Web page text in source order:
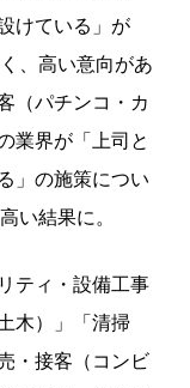
けている」が
、高い意向があ
（パチンコ・カ
業界が「上司と
」の施策につい
い結果に。
ティ・設備工事
木）」「清掃
・接客（コンビ